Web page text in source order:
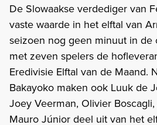
De Slowaakse verdediger van
vaste waarde in het elftal van
seizoen nog geen minuut in de
met zeven spelers de
Eredivisie Elftal van de Maand.
Bakayoko maken ook Luuk de
Joey Veerman, Olivier
Mauro Júnior deel uit van het